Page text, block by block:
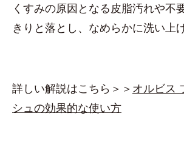
くすみの原因となる皮脂汚れや不
きりと落とし、なめらかに洗い上
詳しい解説はこちら＞＞ オルビス
シュの効果的な使い方